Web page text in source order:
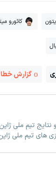
کائورو
گزارش خطا
نتایج تیم ملی
های تیم ملی